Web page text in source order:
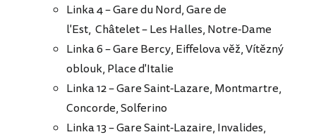
Linka 4 – Gare du Nord, Gare de
l'Est, Châtelet – Les Halles, Notre-Dame
Linka 6 – Gare Bercy, Eiffelova věž, Vítězný
oblouk, Place d'Italie
Linka 12 – Gare Saint-Lazare, Montmartre,
Concorde, Solferino
Linka 13 – Gare Saint-Lazaire, Invalides,